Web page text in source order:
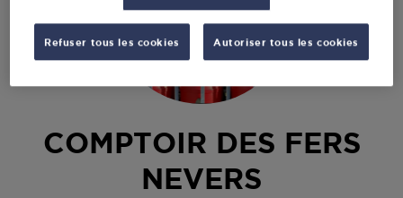
COMPTOIR DES FERS
NEVERS
Refuser tous les cookies Autoriser tous les cookies